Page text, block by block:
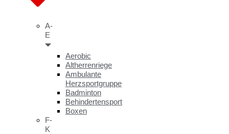
A-
E
Aerobic
Altherrenriege
Ambulante
Herzsportgruppe
Badminton
Behindertensport
Boxen
F-
K